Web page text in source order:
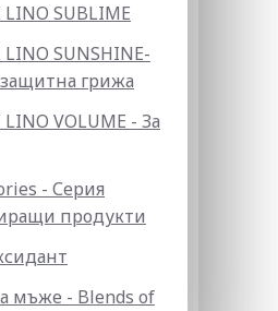
LINO SUBLIME
LINO SUNSHINE-
грижа
VOLUME - За
- Серия
продукти
мъже - Blends of